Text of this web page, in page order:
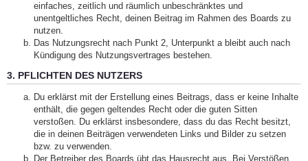
einfaches, zeitlich und räumlich unbeschränktes und
unentgeltliches Recht, deinen Beitrag im Rahmen des Boards zu
nutzen.
Das Nutzungsrecht nach Punkt 2, Unterpunkt a bleibt auch nach
Kündigung des Nutzungsvertrages bestehen.
3. PFLICHTEN DES NUTZERS
Du erklärst mit der Erstellung eines Beitrags, dass er keine Inhalte
enthält, die gegen geltendes Recht oder die guten Sitten
verstoßen. Du erklärst insbesondere, dass du das Recht besitzt,
die in deinen Beiträgen verwendeten Links und Bilder zu setzen
bzw. zu verwenden.
Der Betreiber des Boards übt das Hausrecht aus. Bei Verstößen